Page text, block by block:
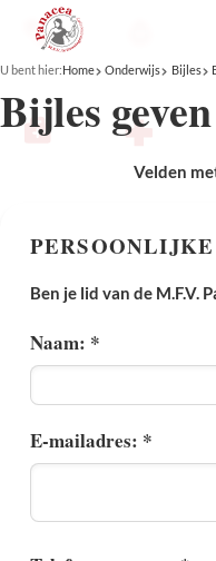
U bent hier:Home Onderwijs Bijles
Bijles geven
Velden
Ben je lid van de M.F.V.
Naam: *
E-mailadres: *